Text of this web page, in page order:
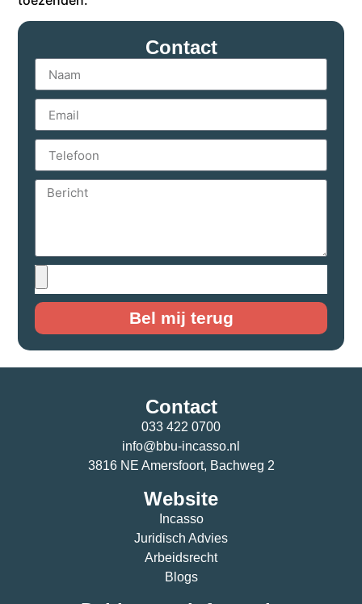
Contact
Bel mij terug
Contact
033 422 0700
info@bbu-incasso.nl
3816 NE Amersfoort, Bachweg 2
Website
Incasso
Juridisch Advies
Arbeidsrecht
Blogs